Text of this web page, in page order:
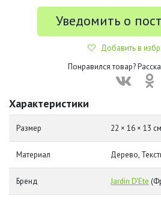
Уведомить о
Добавить в
Понравился товар?
Характеристики
Размер 22 × 16 × 13 см
Материал Дерево,
Бренд Jardin D'Ete